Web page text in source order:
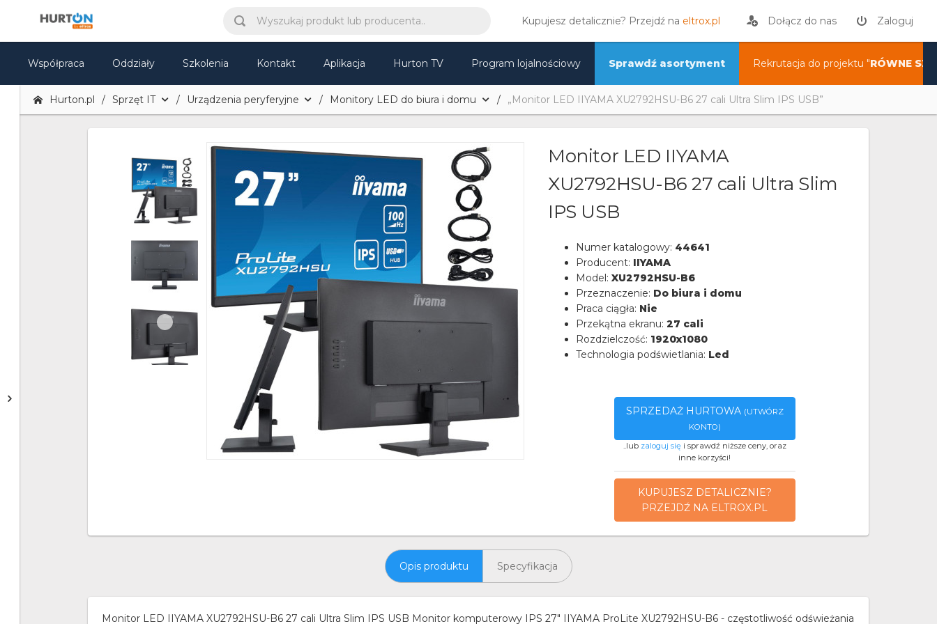
Kupujesz detalicznie? Przejdź na eltrox.pl Dołącz do nas Zaloguj
Współpraca Oddziały Szkolenia Kontakt Aplikacja Hurton TV Program lojalnościowy Sprawdź asortyment Rekrutacja do projektu "RÓWNE
Hurton.pl Sprzęt IT Urządzenia peryferyjne Monitory LED do biura i domu „Monitor LED IIYAMA XU2792HSU-B6 27 cali Ultra Slim IPS USB”
Monitor LED IIYAMA
XU2792HSU-B6 27 cali Ultra Slim
IPS USB
Numer katalogowy: 44641
Producent: IIYAMA
Model: XU2792HSU-B6
Przeznaczenie: Do biura i domu
Praca ciągła: Nie
Przekątna ekranu: 27 cali
Rozdzielczość: 1920x1080
Technologia podświetlania: Led
SPRZEDAŻ HURTOWA (UTWÓRZ
KONTO)
..lub zaloguj sięi sprawdź niższe ceny, oraz
inne korzyści!
KUPUJESZ DETALICZNIE?
PRZEJDŹ NA ELTROX.PL
Opis produktu Specyfikacja
Monitor LED IIYAMA XU2792HSU-B6 27 cali Ultra Slim IPS USB Monitor komputerowy IPS 27" IIYAMA ProLite XU2792HSU-B6 - częstotliwość odświeżania